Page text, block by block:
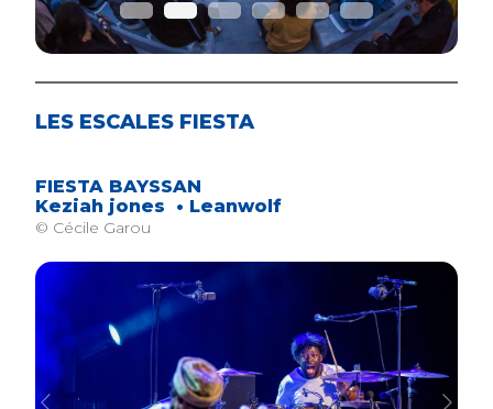
LES ESCALES FIESTA
FIESTA BAYSSAN
Keziah jones • Leanwolf
© Cécile Garou